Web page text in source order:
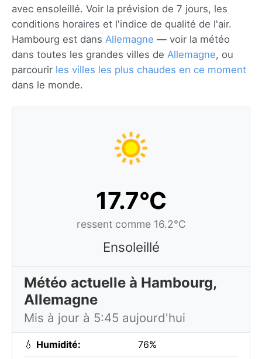
avec ensoleillé. Voir la prévision de 7 jours, les
conditions horaires et l'indice de qualité de l'air.
Hambourg est dans Allemagne — voir la météo
dans toutes les grandes villes de Allemagne, ou
parcourir les villes les plus chaudes en ce moment
dans le monde.
17.7°C
ressent comme 16.2°C
Ensoleillé
Météo actuelle à Hambourg,
Allemagne
Mis à jour à 5:45 aujourd'hui
💧 Humidité: 76%